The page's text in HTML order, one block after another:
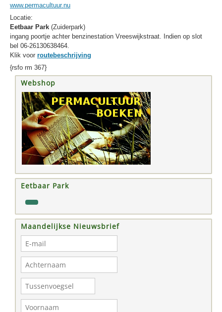
www.permacultuur.nu
Locatie:
Eetbaar Park (Zuiderpark)
ingang poortje achter benzinestation Vreeswijkstraat. Indien op slot
bel 06-26130638464.
Klik voor routebeschrijving
{rsfo rm 367}
Webshop
Eetbaar Park
Maandelijkse Nieuwsbrief